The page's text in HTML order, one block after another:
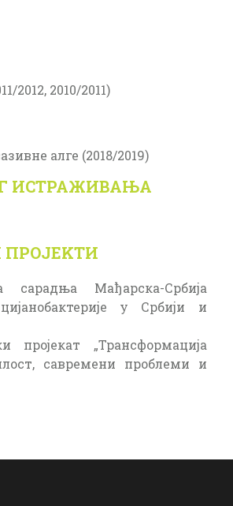
2012, 2010/2011)
алге (2018/2019)
ИСТРАЖИВАЊА
сарадња Мађарска-Србија
у Србији и
„Трансформација
савремени проблеми и